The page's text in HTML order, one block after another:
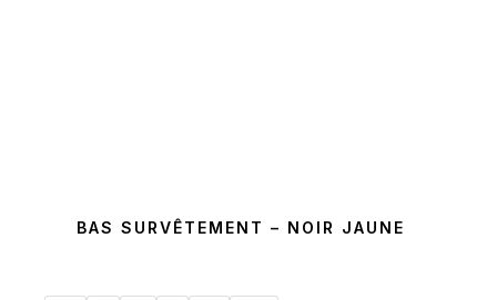
BAS SURVÊTEMENT – NOIR JAUNE